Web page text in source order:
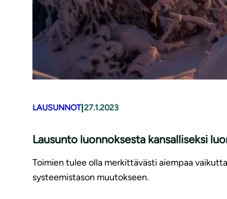
LAUSUNNOT|27.1.2023
Lausunto luonnoksesta kansalliseksi
Toimien tulee olla merkittävästi aiempaa
systeemistason muutokseen.